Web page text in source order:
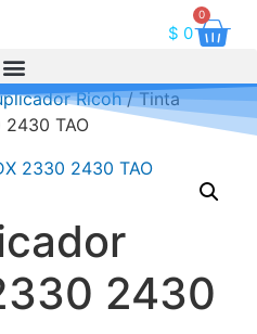
$ 0
0
Ricoh/ Tinta
TAO
2430